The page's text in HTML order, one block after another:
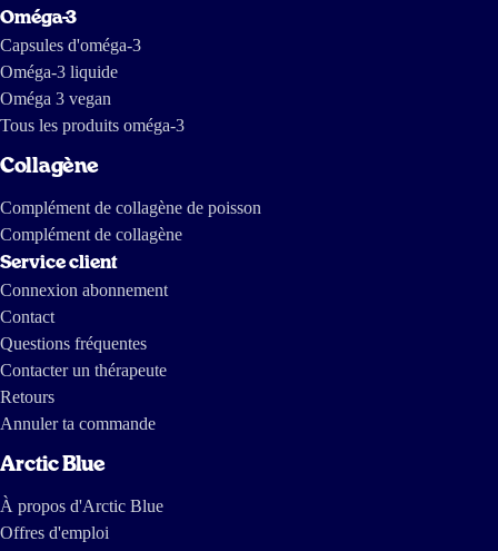
Oméga-3
Capsules d'oméga-3
Oméga-3 liquide
Oméga 3 vegan
Tous les produits oméga-3
Collagène
Complément de collagène de poisson
Complément de collagène
Service client
Connexion abonnement
Contact
Questions fréquentes
Contacter un thérapeute
Retours
Annuler ta commande
Arctic Blue
À propos d'Arctic Blue
Offres d'emploi